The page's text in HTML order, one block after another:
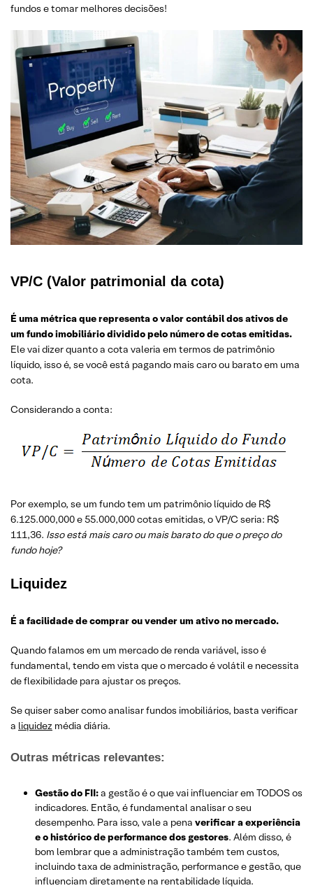
fundos e tomar melhores decisões!
VP/C (Valor patrimonial da cota)
É uma métrica que representa o valor contábil dos ativos de
um fundo imobiliário dividido pelo número de cotas emitidas.
Ele vai dizer quanto a cota valeria em termos de patrimônio
líquido, isso é, se você está pagando mais caro ou barato em uma
cota.
Considerando a conta:
Por exemplo, se um fundo tem um patrimônio líquido de R$
6.125.000,000 e 55.000,000 cotas emitidas, o VP/C seria: R$
111,36. Isso está mais caro ou mais barato do que o preço do
fundo hoje?
Liquidez
É a facilidade de comprar ou vender um ativo no mercado.
Quando falamos em um mercado de renda variável, isso é
fundamental, tendo em vista que o mercado é volátil e necessita
de flexibilidade para ajustar os preços.
Se quiser saber como analisar fundos imobiliários, basta verificar
a liquidez média diária.
Outras métricas relevantes:
Gestão do FII:a gestão é o que vai influenciar em TODOS os
indicadores. Então, é fundamental analisar o seu
desempenho. Para isso, vale a pena verificar a experiência
e o histórico de performance dos gestores. Além disso, é
bom lembrar que a administração também tem custos,
incluindo taxa de administração, performance e gestão, que
influenciam diretamente na rentabilidade líquida.